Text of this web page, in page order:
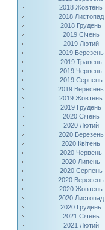
2018 Жовтень
2018 Листопад
2018 Грудень
2019 Січень
2019 Лютий
2019 Березень
2019 Травень
2019 Червень
2019 Серпень
2019 Вересень
2019 Жовтень
2019 Грудень
2020 Січень
2020 Лютий
2020 Березень
2020 Квітень
2020 Червень
2020 Липень
2020 Серпень
2020 Вересень
2020 Жовтень
2020 Листопад
2020 Грудень
2021 Січень
2021 Лютий